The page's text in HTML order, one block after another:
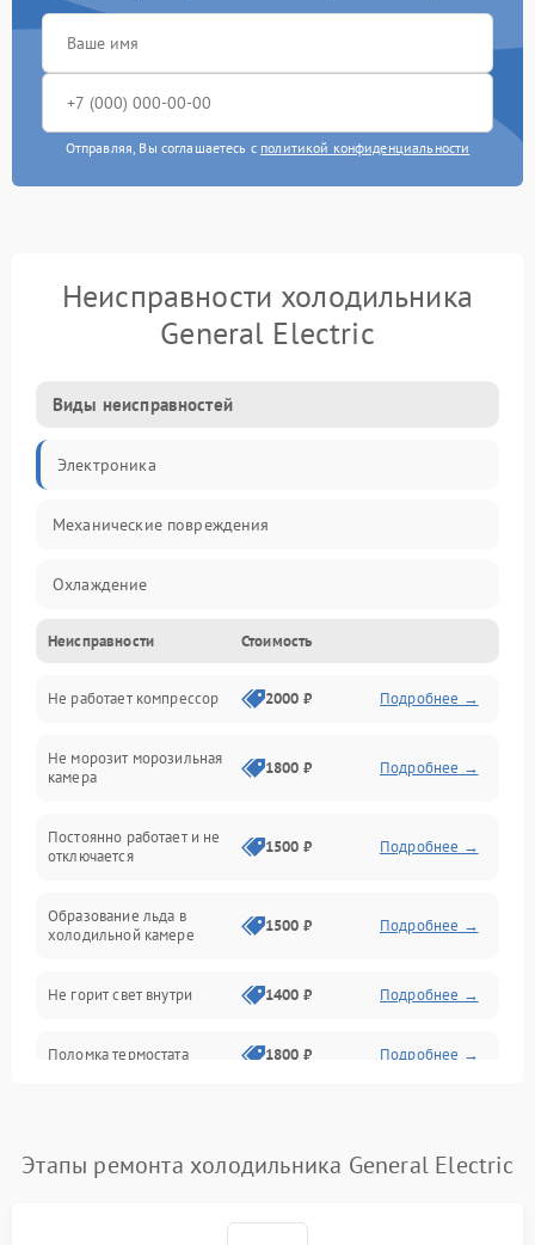
Отправляя, Вы соглашаетесь с политикой конфиденциальности
Неисправности холодильника
General Electric
Виды неисправностей
Электроника
Механические повреждения
Охлаждение
Механика
Электропитание
Дренаж
Неисправности Стоимость
Не работает компрессор 2000 ₽ Подробнее →
Не морозит морозильная
камера
1800 ₽ Подробнее →
Постоянно работает и не
отключается
1500 ₽ Подробнее →
Образование льда в
холодильной камере
1500 ₽ Подробнее →
Не горит свет внутри 1400 ₽ Подробнее →
Поломка термостата 1800 ₽ Подробнее →
Поломка системы No Frost 2600 ₽ Подробнее →
Этапы ремонта холодильника General Electric